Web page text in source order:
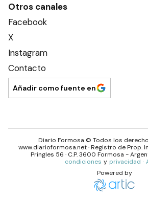
Otros canales
Facebook
X
Instagram
Contacto
Añadir como fuente en
Diario Formosa © Todos los
www.diarioformosa.net · Registro de Prop.
Pringles 56 · C.P.3600 Formosa -
condiciones y privacidad ·
Powered by